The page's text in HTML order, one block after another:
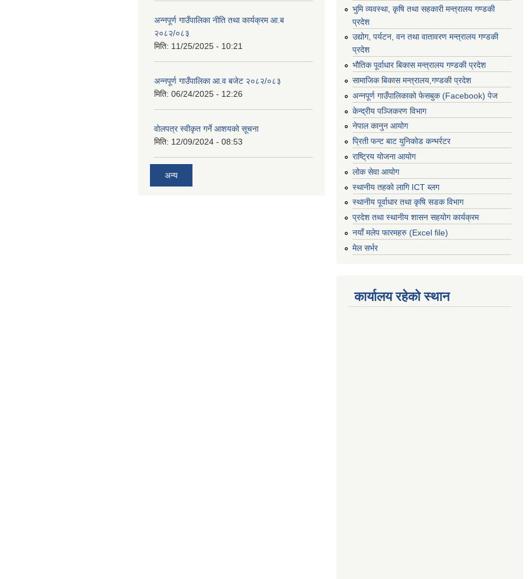
अन्नपूर्ण गाउँपालिका नीति तथा कार्यक्रम आ.ब
२०८२/०८३
मिति: 11/25/2025 - 10:21
अन्नपूर्ण गाउँपालिका आ.व बजेट २०८२/०८३
मिति: 06/24/2025 - 12:26
वोलपत्र स्वीकृत गर्ने आशयको सूचना
मिति: 12/09/2024 - 08:53
अन्य
भुमि व्यवस्था, कृषि तथा सहकारी मन्त्रालय गण्डकी
प्रदेश
उद्योग, पर्यटन, वन तथा वातावरण मन्त्रालय गण्डकी
प्रदेश
भौतिक पूर्वाधार बिकास मन्त्रालय गण्डकी प्रदेश
सामाजिक बिकास मन्त्रालय,गण्डकी प्रदेश
अन्नपूर्ण गाउँपालिकाको फेसबुक (Facebook) पेज
केन्द्रीय पञ्जिकरण विभाग
नेपाल कानुन आयोग
प्रिती फन्ट बाट युनिकोड कन्भर्रटर
राष्ट्रिय योजना आयोग
लोक सेवा आयोग
स्थानीय तहको लागि ICT ब्लग
स्थानीय पूर्वाधार तथा कृषि सडक विभाग
प्रदेश तथा स्थानीय शासन सहयोग कार्यक्रम
नयाँ मलेप फारमहरु (Excel file)
मेल सर्भर
कार्यालय रहेको स्थान